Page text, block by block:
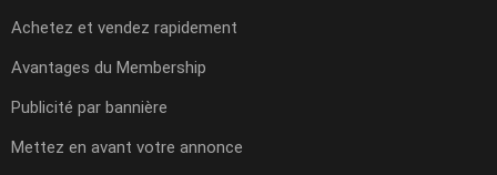
Achetez et vendez rapidement
Avantages du Membership
Publicité par bannière
Mettez en avant votre annonce